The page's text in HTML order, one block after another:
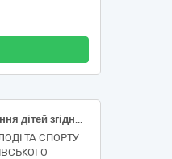
Послуги з організації харчування дітей згідно Програми "Літнього дозвілля дітей "Веселе літо - щасливі лелечі діти 2026" Буської міської територіальної громади Золочівського району Львівської області"
ТА СПОРТУ